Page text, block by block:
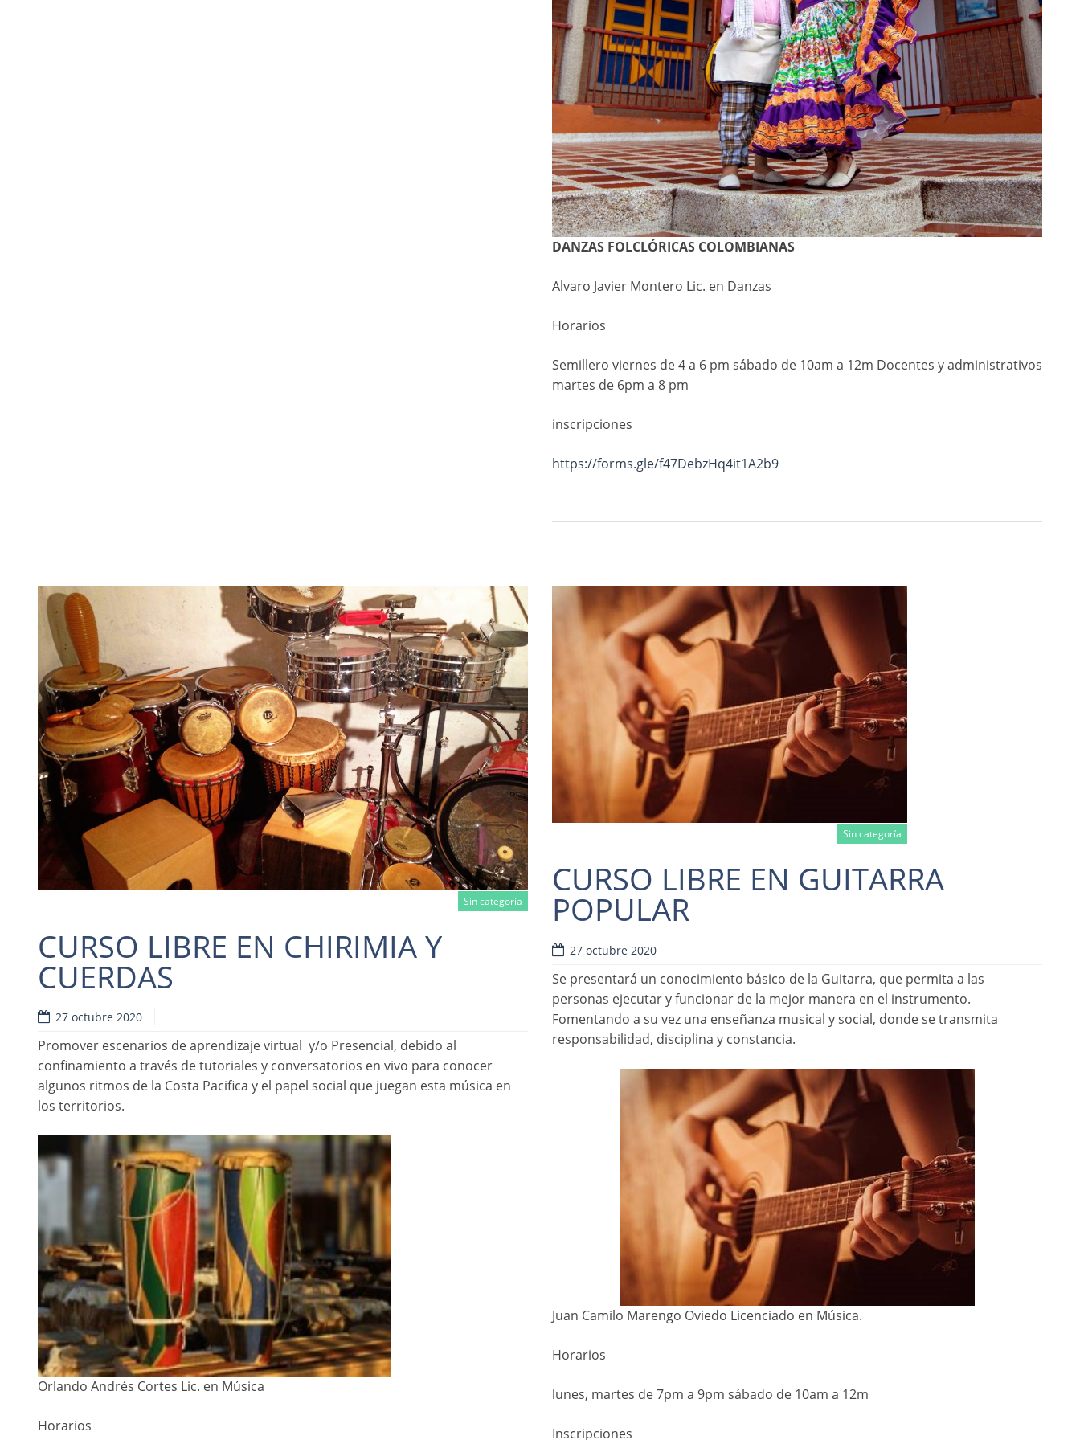
DANZAS FOLCLÓRICAS COLOMBIANAS
Alvaro Javier Montero Lic. en Danzas
Horarios
Semillero viernes de 4 a 6 pm sábado de 10am a 12m Docentes y administrativos
martes de 6pm a 8 pm
inscripciones
https://forms.gle/f47DebzHq4it1A2b9
Sin categoría
CURSO LIBRE EN CHIRIMIA Y
CUERDAS
27 octubre 2020
Promover escenarios de aprendizaje virtual y/o Presencial, debido al
confinamiento a través de tutoriales y conversatorios en vivo para conocer
algunos ritmos de la Costa Pacifica y el papel social que juegan esta música en
los territorios.
Orlando Andrés Cortes Lic. en Música
Horarios
Sin categoría
CURSO LIBRE EN GUITARRA
POPULAR
27 octubre 2020
Se presentará un conocimiento básico de la Guitarra, que permita a las
personas ejecutar y funcionar de la mejor manera en el instrumento.
Fomentando a su vez una enseñanza musical y social, donde se transmita
responsabilidad, disciplina y constancia.
Juan Camilo Marengo Oviedo Licenciado en Música.
Horarios
lunes, martes de 7pm a 9pm sábado de 10am a 12m
Inscripciones